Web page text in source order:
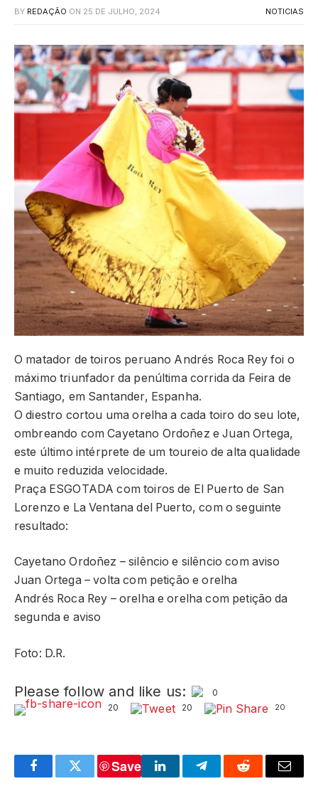
BY REDAÇÃO ON 25 DE JULHO, 2024 NOTICIAS
O matador de toiros peruano Andrés Roca Rey foi o
máximo triunfador da penúltima corrida da Feira de
Santiago, em Santander, Espanha.
O diestro cortou uma orelha a cada toiro do seu lote,
ombreando com Cayetano Ordoñez e Juan Ortega,
este último intérprete de um toureio de alta qualidade
e muito reduzida velocidade.
Praça ESGOTADA com toiros de El Puerto de San
Lorenzo e La Ventana del Puerto, com o seguinte
resultado:
Cayetano Ordoñez – silêncio e silêncio com aviso
Juan Ortega – volta com petição e orelha
Andrés Roca Rey – orelha e orelha com petição da
segunda e aviso
Foto: D.R.
Please follow and like us:
0
20
20 20
FacebookTwitter
Save
LinkedInTelegramReddit Email